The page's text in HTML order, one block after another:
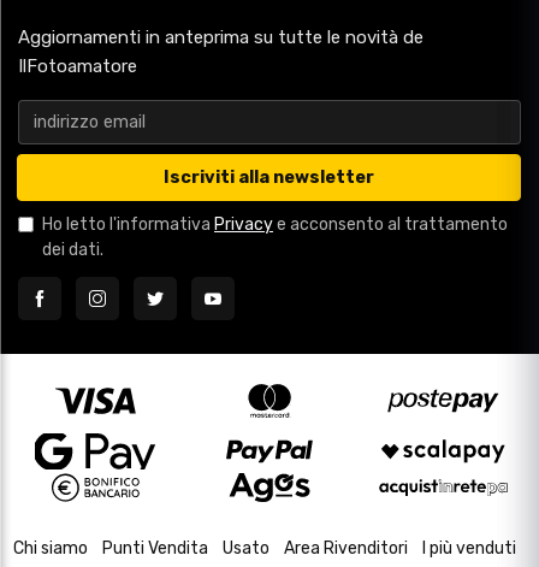
Aggiornamenti in anteprima su tutte le novità de
IlFotoamatore
Iscriviti alla newsletter
Ho letto l'informativa Privacye acconsento al trattamento
dei dati.
Chi siamo Punti Vendita Usato Area Rivenditori I più venduti